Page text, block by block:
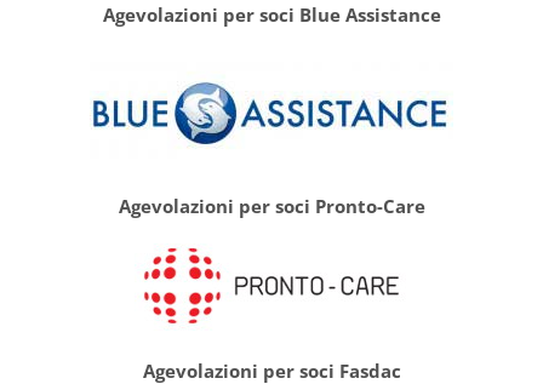
Agevolazioni per soci Blue Assistance
Agevolazioni per soci Pronto-Care
Agevolazioni per soci Fasdac